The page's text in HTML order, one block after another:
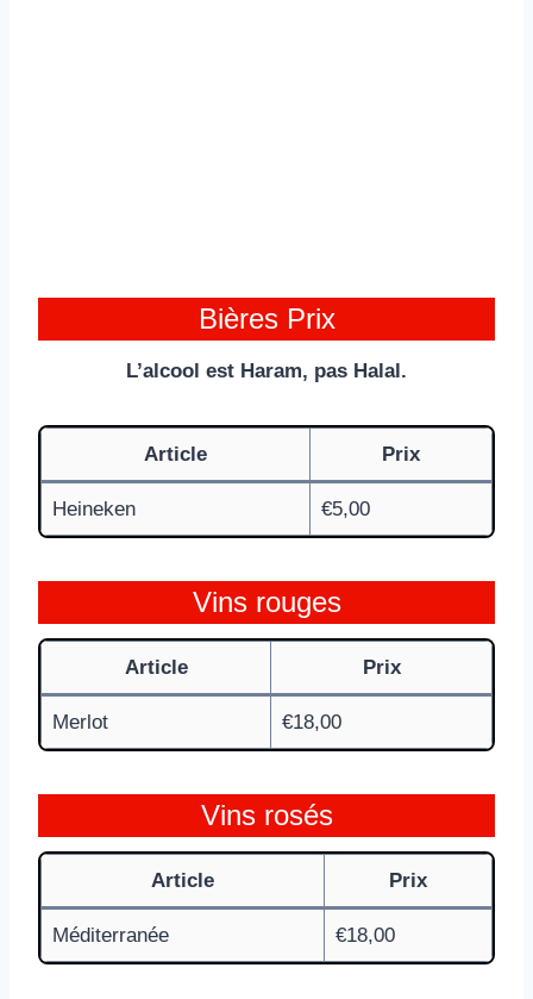
Bières Prix
L’alcool est Haram, pas Halal.
Article Prix
Heineken €5,00
Vins rouges
Article Prix
Merlot €18,00
Vins rosés
Article Prix
Méditerranée €18,00